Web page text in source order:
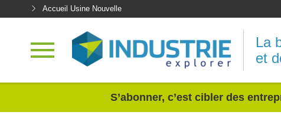
Accueil Usine Nouvelle
La
et
S’abonner, c’est cibler des